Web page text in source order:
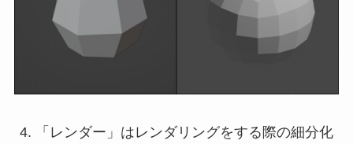
「レンダー」はレンダリングをする際の細分化